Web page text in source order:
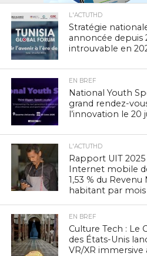
L'ACTUTHD
Stratégie
annoncée depuis
introuvable en
EN BREF
National Youth
grand rendez-
l’innovation le 20
L'ACTUTHD
Rapport UIT
Internet mobile
1,53 % du
habitant par mois
EN BREF
Culture Tech : Le
des États-Unis
VR/XR immersive